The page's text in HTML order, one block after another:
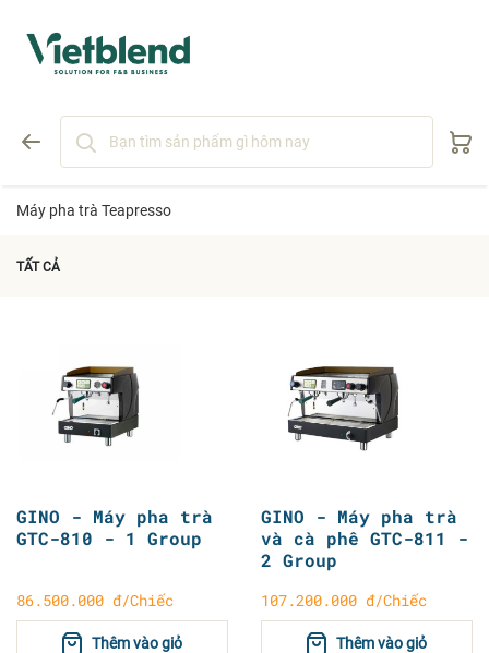
Máy pha trà Teapresso
TẤT CẢ
GINO - Máy pha trà
GTC-810 - 1 Group
86.500.000 đ/Chiếc
Thêm vào giỏ
GINO - Máy pha trà
và cà phê GTC-811 -
2 Group
107.200.000 đ/Chiếc
Thêm vào giỏ